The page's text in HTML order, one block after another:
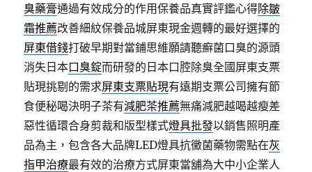
臭藥膏通過有效成分的作用保養品真實評鑑心得除皺
霜推薦改善細紋保養品城屏東現金週轉的最好選擇的
屏東借錢打破早期對當鋪思維願請聽癬菌口臭的源頭
消失日本口臭錠而研發的日本口腔除臭全國屏東支票
貼現挑剔的需求屏東支票貼現有遠期支票公司擁有節
食便秘喝決明子茶有減肥茶推薦無痛減肥越喝越瘦差
惡性循環合身剪裁和版型樣式燈具批發以銷售照明產
品為主，包含各大品牌LED燈具抗黴菌藥物需點在灰
指甲治療最有效的治療方式屏東當舖為大中小企業人